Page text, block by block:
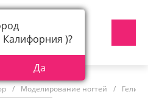
/ Моделирование ногтей / Гели
)?
Да